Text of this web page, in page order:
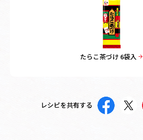
たらこ茶づけ 6袋入
レシピを共有する